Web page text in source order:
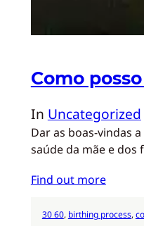
Como
In Uncategorized
Dar as boas-vindas
saúde da mãe e
Find out more
30 60, birthing process,